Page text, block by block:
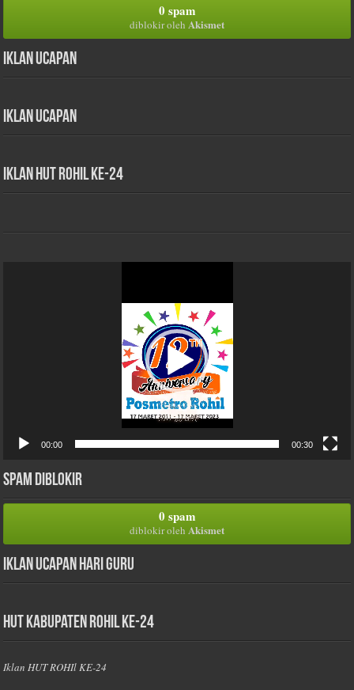
0 spam
diblokir oleh Akismet
Iklan Ucapan
Iklan Ucapan
iklan HUT Rohil Ke-24
00:00 00:30
Spam Diblokir
0 spam
diblokir oleh Akismet
Iklan Ucapan Hari Guru
HUT Kabupaten Rohil Ke-24
Iklan HUT ROHIl KE-24